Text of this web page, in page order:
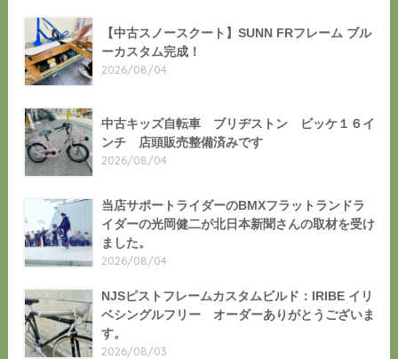
【中古スノースクート】SUNN FRフレーム ブル
ーカスタム完成！
2026/08/04
中古キッズ自転車 ブリヂストン ビッケ１６イ
ンチ 店頭販売整備済みです
2026/08/04
当店サポートライダーのBMXフラットランドラ
イダーの光岡健二が北日本新聞さんの取材を受け
ました。
2026/08/04
NJSピストフレームカスタムビルド：IRIBE イリ
ベシングルフリー オーダーありがとうございま
す。
2026/08/03